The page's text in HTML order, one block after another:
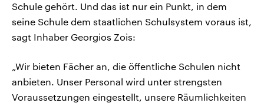
Schule gehört. Und das ist nur ein Punkt, in dem
seine Schule dem staatlichen Schulsystem voraus ist,
sagt Inhaber Georgios Zois:
„Wir bieten Fächer an, die öffentliche Schulen nicht
anbieten. Unser Personal wird unter strengsten
Voraussetzungen eingestellt, unsere Räumlichkeiten